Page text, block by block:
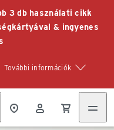
3 db használati cikk
& ingyenes
További információk